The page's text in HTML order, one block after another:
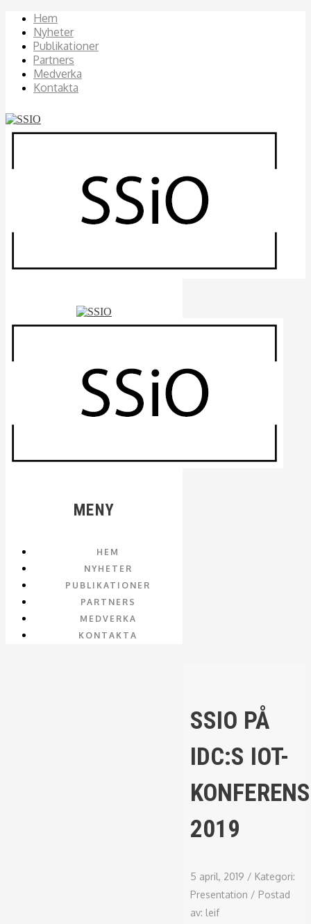
Hem
Nyheter
Publikationer
Partners
Medverka
Kontakta
MENY
HEM
NYHETER
PUBLIKATIONER
PARTNERS
MEDVERKA
KONTAKTA
SSIO PÅ
IDC:S IOT-
KONFERENS
2019
5 april, 2019 / Kategori:
Presentation / Postad
av: leif